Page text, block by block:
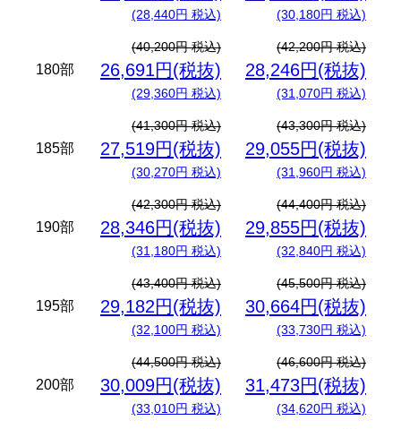
(28,440円 税込) (30,180円 税込)
180部
(40,200円 税込)
26,691円(税抜)
(29,360円 税込)
(42,200円 税込)
28,246円(税抜)
(31,070円 税込)
185部
(41,300円 税込)
27,519円(税抜)
(30,270円 税込)
(43,300円 税込)
29,055円(税抜)
(31,960円 税込)
190部
(42,300円 税込)
28,346円(税抜)
(31,180円 税込)
(44,400円 税込)
29,855円(税抜)
(32,840円 税込)
195部
(43,400円 税込)
29,182円(税抜)
(32,100円 税込)
(45,500円 税込)
30,664円(税抜)
(33,730円 税込)
200部
(44,500円 税込)
30,009円(税抜)
(33,010円 税込)
(46,600円 税込)
31,473円(税抜)
(34,620円 税込)